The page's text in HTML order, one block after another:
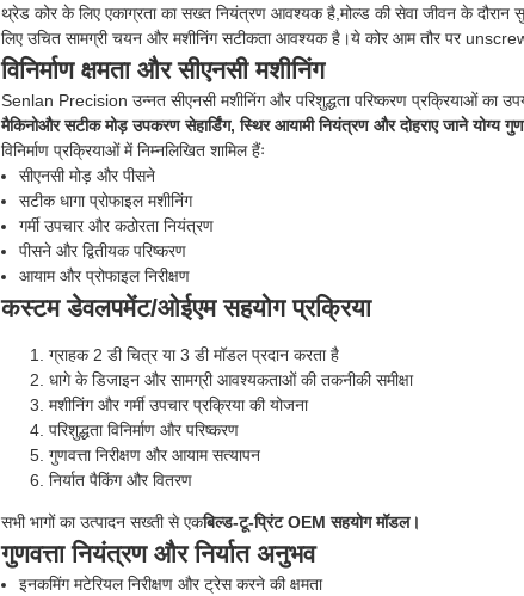
थ्रेड कोर के लिए एकाग्रता का सख्त नियंत्रण आवश्यक है,मोल्ड की सेवा जीवन के
लिए उचित सामग्री चयन और मशीनिंग सटीकता आवश्यक है।ये कोर आम तौर पर
विनिर्माण क्षमता और सीएनसी मशीनिंग
Senlan Precision उन्नत सीएनसी मशीनिंग और परिशुद्धता परिष्करण प्रक्रियाओं का
मैकिनोऔर सटीक मोड़ उपकरण सेहार्डिंग, स्थिर आयामी नियंत्रण और दोहराए जाने योग्य
विनिर्माण प्रक्रियाओं में निम्नलिखित शामिल हैंः
सीएनसी मोड़ और पीसने
सटीक धागा प्रोफाइल मशीनिंग
गर्मी उपचार और कठोरता नियंत्रण
पीसने और द्वितीयक परिष्करण
आयाम और प्रोफाइल निरीक्षण
कस्टम डेवलपमेंट/ओईएम सहयोग प्रक्रिया
ग्राहक 2 डी चित्र या 3 डी मॉडल प्रदान करता है
धागे के डिजाइन और सामग्री आवश्यकताओं की तकनीकी समीक्षा
मशीनिंग और गर्मी उपचार प्रक्रिया की योजना
परिशुद्धता विनिर्माण और परिष्करण
गुणवत्ता निरीक्षण और आयाम सत्यापन
निर्यात पैकिंग और वितरण
सभी भागों का उत्पादन सख्ती से एकबिल्ड-टू-प्रिंट OEM सहयोग मॉडल।
गुणवत्ता नियंत्रण और निर्यात अनुभव
इनकमिंग मटेरियल निरीक्षण और ट्रेस करने की क्षमता